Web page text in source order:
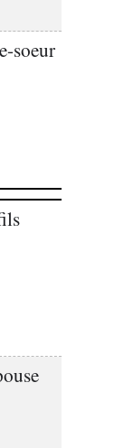
soeur